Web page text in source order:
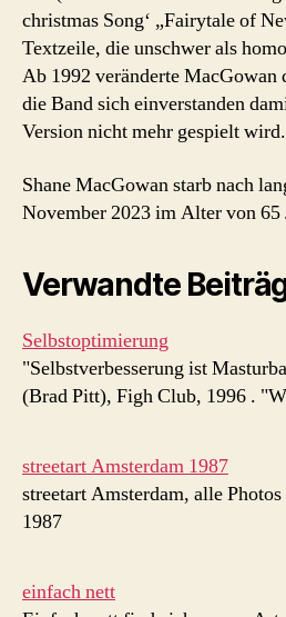
christmas Song‘ „Fairytale of
Textzeile, die unschwer als
Ab 1992 veränderte MacGowan
die Band sich einverstanden
Version nicht mehr gespielt wird.
Shane MacGowan starb nach
November 2023 im Alter von 65
Verwandte
Selbstoptimierung
"Selbstverbesserung ist
(Brad Pitt), Figh Club, 1996 .
streetart Amsterdam 1987
streetart Amsterdam, alle
1987
einfach nett